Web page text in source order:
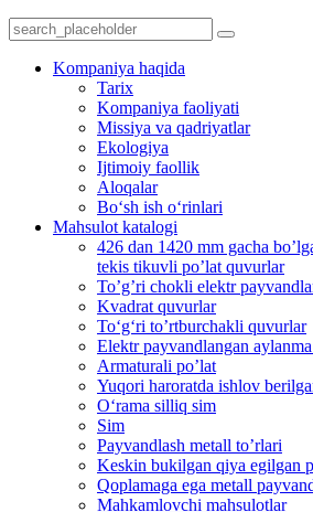
Kompaniya haqida
Tarix
Kompaniya faoliyati
Missiya va qadriyatlar
Ekologiya
Ijtimoiy faollik
Aloqalar
Bo‘sh ish o‘rinlari
Mahsulot katalogi
426 dan 1420 mm gacha
tekis tikuvli po’lat quvurlar
To’g’ri chokli elektr
Kvadrat quvurlar
To‘g‘ri to’rtburchakli quvurlar
Elektr payvandlangan
Armaturali po’lat
Yuqori haroratda ishlov
O‘rama silliq sim
Sim
Payvandlash metall to’rlari
Keskin bukilgan qiya egilgan
Qoplamaga ega metall
Mahkamlovchi mahsulotlar